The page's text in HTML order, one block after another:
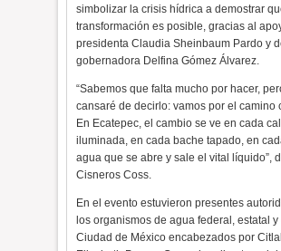
simbolizar la crisis hídrica a demostrar
transformación es posible, gracias al
presidenta Claudia Sheinbaum Pardo y
gobernadora Delfina Gómez Álvarez.
“Sabemos que falta mucho por hacer,
cansaré de decirlo: vamos por el camino
En Ecatepec, el cambio se ve en cada
iluminada, en cada bache tapado, en
agua que se abre y sale el vital líquido”,
Cisneros Coss.
En el evento estuvieron presentes
los organismos de agua federal, estatal y
Ciudad de México encabezados por